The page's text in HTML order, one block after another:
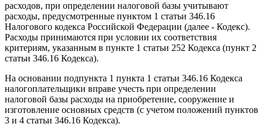
расходов, при определении налоговой базы учитывают
расходы, предусмотренные пунктом 1 статьи 346.16
Налогового кодекса Российской Федерации (далее - Кодекс).
Расходы принимаются при условии их соответствия
критериям, указанным в пункте 1 статьи 252 Кодекса (пункт 2
статьи 346.16 Кодекса).
На основании подпункта 1 пункта 1 статьи 346.16 Кодекса
налогоплательщики вправе учесть при определении
налоговой базы расходы на приобретение, сооружение и
изготовление основных средств (с учетом положений пунктов
3 и 4 статьи 346.16 Кодекса).